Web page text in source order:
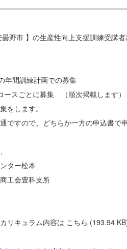
野市 】の生産性向上支援訓練受講者
年間訓練計画での募集
スごとに募集 （順次掲載します）
をします。
ですので、どちらか一方の申込書で
ター松本
工会豊科支所
リキュラム内容は こちら (193.94